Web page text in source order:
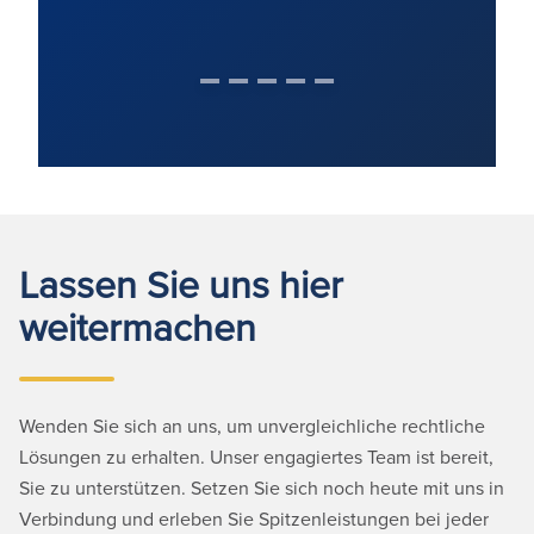
Lassen Sie uns hier
weitermachen
Wenden Sie sich an uns, um unvergleichliche rechtliche
Lösungen zu erhalten. Unser engagiertes Team ist bereit,
Sie zu unterstützen. Setzen Sie sich noch heute mit uns in
Verbindung und erleben Sie Spitzenleistungen bei jeder